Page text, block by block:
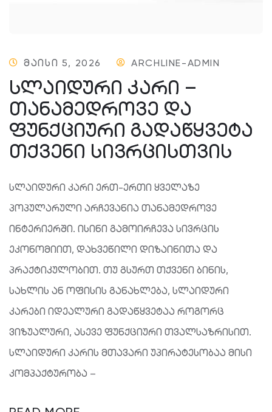
ᲛᲐᲘᲡᲘ 5, 2026 ARCHLINE-ADMIN
ᲡᲚᲐᲘᲓᲣᲠᲘ ᲙᲐᲠᲘ –
ᲗᲐᲜᲐᲛᲔᲓᲠᲝᲕᲔ ᲓᲐ
ᲤᲣᲜᲥᲪᲘᲣᲠᲘ ᲒᲐᲓᲐᲬᲧᲕᲔᲢᲐ
ᲗᲥᲕᲔᲜᲘ ᲡᲘᲕᲠᲪᲘᲡᲗᲕᲘᲡ
სლაიდური კარი ერთ-ერთი ყველაზე
პოპულარული არჩევანია თანამედროვე
ინტერიერში. ისინი გამოირჩევა სივრცის
ეკონომიით, დახვეწილი დიზაინითა და
პრაქტიკულობით. თუ გსურთ თქვენი ბინის,
სახლის ან ოფისის განახლება, სლაიდური
კარები იდეალური გადაწყვეტაა როგორც
ვიზუალური, ასევე ფუნქციური თვალსაზრისით.
სლაიდური კარის მთავარი უპირატესობაა მისი
კომპაქტურობა –